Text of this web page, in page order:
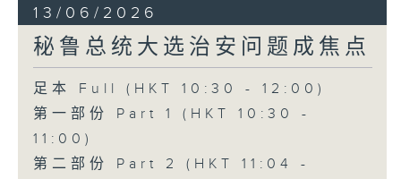
13/06/2026
秘鲁总统大选治安问题成焦点
足本 Full (HKT 10:30 - 12:00)
第一部份 Part 1 (HKT 10:30 -
11:00)
第二部份 Part 2 (HKT 11:04 -